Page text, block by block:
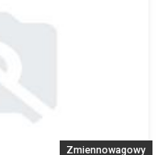
Zmiennowagowy